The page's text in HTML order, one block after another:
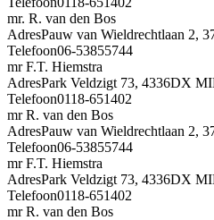
mr. R. van den Bos
AdresPauw van Wieldrechtlaan 2,
Telefoon06-53855744
mr F.T. Hiemstra
AdresPark Veldzigt 73, 4336DX
Telefoon0118-651402
mr R. van den Bos
AdresPauw van Wieldrechtlaan 2,
Telefoon06-53855744
mr F.T. Hiemstra
AdresPark Veldzigt 73, 4336DX
Telefoon0118-651402
mr R. van den Bos